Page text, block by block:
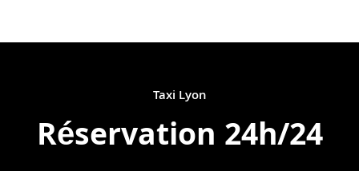
Taxi Lyon
Réservation 24h/24